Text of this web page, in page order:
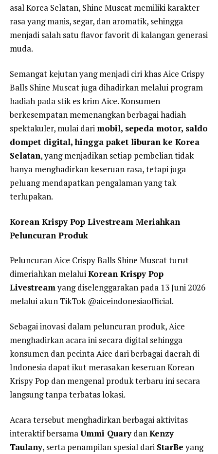
asal Korea Selatan, Shine Muscat memiliki karakter
rasa yang manis, segar, dan aromatik, sehingga
menjadi salah satu flavor favorit di kalangan generasi
muda.
Semangat kejutan yang menjadi ciri khas Aice Crispy
Balls Shine Muscat juga dihadirkan melalui program
hadiah pada stik es krim Aice. Konsumen
berkesempatan memenangkan berbagai hadiah
spektakuler, mulai dari mobil, sepeda motor, saldo
dompet digital, hingga paket liburan ke Korea
Selatan, yang menjadikan setiap pembelian tidak
hanya menghadirkan keseruan rasa, tetapi juga
peluang mendapatkan pengalaman yang tak
terlupakan.
Korean Krispy Pop Livestream Meriahkan
Peluncuran Produk
Peluncuran Aice Crispy Balls Shine Muscat turut
dimeriahkan melaluiKorean Krispy Pop
Livestreamyang diselenggarakan pada 13 Juni 2026
melalui akun TikTok @aiceindonesiaofficial.
Sebagai inovasi dalam peluncuran produk, Aice
menghadirkan acara ini secara digital sehingga
konsumen dan pecinta Aice dari berbagai daerah di
Indonesia dapat ikut merasakan keseruan Korean
Krispy Pop dan mengenal produk terbaru ini secara
langsung tanpa terbatas lokasi.
Acara tersebut menghadirkan berbagai aktivitas
interaktif bersamaUmmi QuarydanKenzy
Taulany, serta penampilan spesial dari StarBeyang